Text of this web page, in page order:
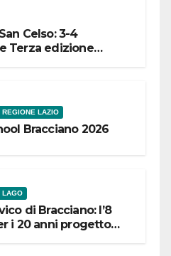
Celso: 3-4
Terza edizione
REGIONE LAZIO
Bracciano 2026
LAGO
di Bracciano: l’8
i 20 anni progetto